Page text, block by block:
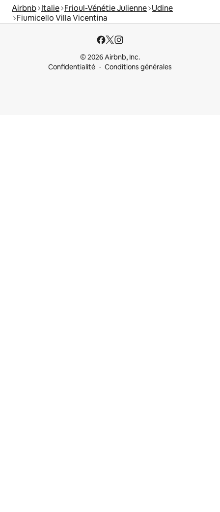
Airbnb Italie Frioul-Vénétie Julienne Udine
Fiumicello Villa Vicentina
© 2026 Airbnb, Inc.
Confidentialité
Conditions générales